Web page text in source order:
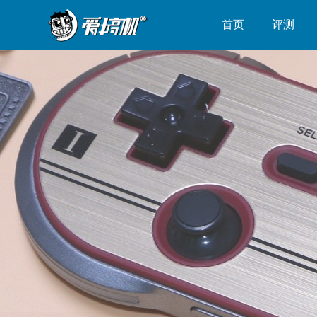
首页 评测